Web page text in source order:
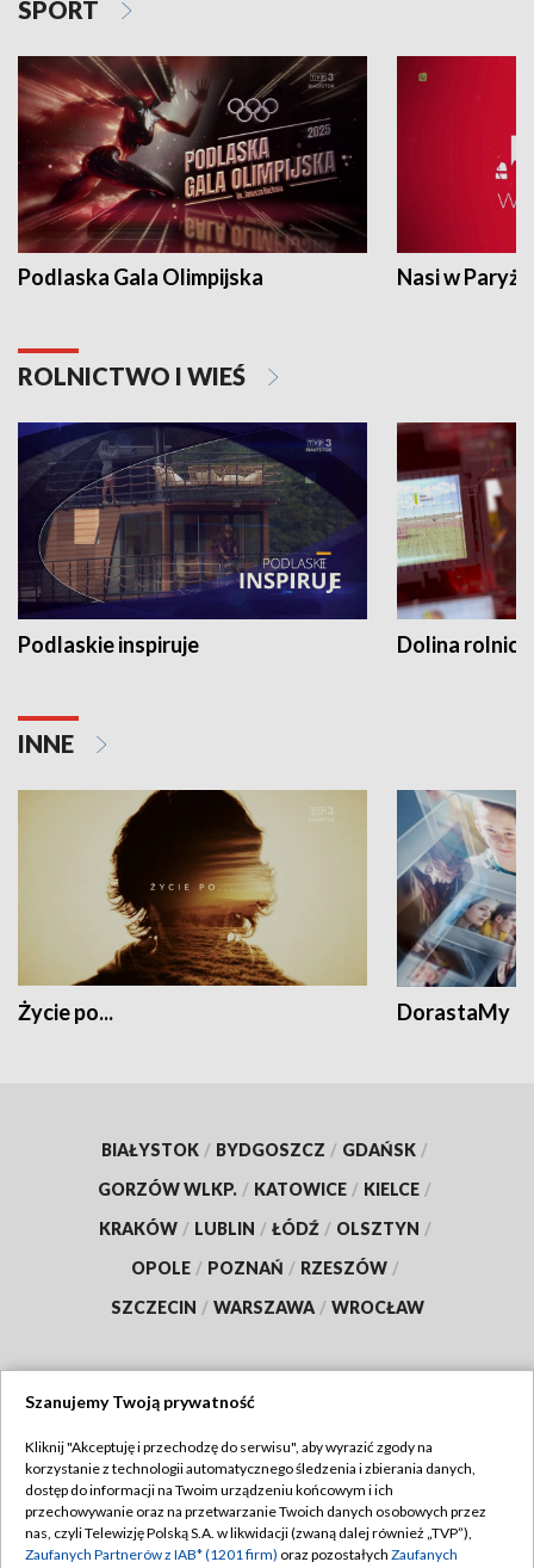
SPORT
Podlaska Gala Olimpijska Nasi w Paryżu
ROLNICTWO I WIEŚ
Podlaskie inspiruje Dolina
INNE
Życie po... DorastaMy
BIAŁYSTOK / BYDGOSZCZ / GDAŃSK /
GORZÓW WLKP. / KATOWICE / KIELCE /
KRAKÓW / LUBLIN / ŁÓDŹ / OLSZTYN /
OPOLE / POZNAŃ / RZESZÓW /
SZCZECIN / WARSZAWA / WROCŁAW
TVP
Abonament TVP
Emisja w TVP
Regulamin TVP
Polityka prywatności
Szanujemy Twoją prywatność
Kliknij "Akceptuję i przechodzę do serwisu", aby wyrazić zgody na
korzystanie z technologii automatycznego śledzenia i zbierania danych,
dostęp do informacji na Twoim urządzeniu końcowym i ich
przechowywanie oraz na przetwarzanie Twoich danych osobowych przez
nas, czyli Telewizję Polską S.A. w likwidacji (zwaną dalej również „TVP”),
Zaufanych Partnerów z IAB* (1201 firm) oraz pozostałych Zaufanych